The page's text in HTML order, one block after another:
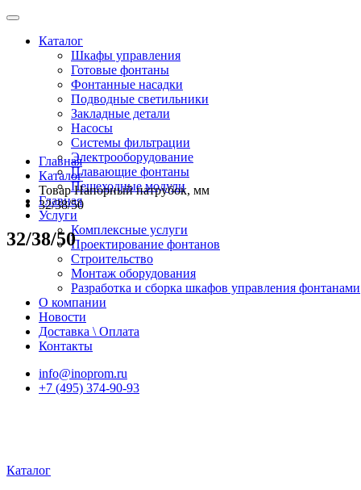
Каталог
Шкафы управления
Готовые фонтаны
Фонтанные насадки
Подводные светильники
Закладные детали
Насосы
Системы фильтрации
Электрооборудование
Плавающие фонтаны
Пешеходные модули
Главная
Услуги
Комплексные услуги
Проектирование фонтанов
Строительство
Монтаж оборудования
Разработка и сборка шкафов управления фонтанами
О компании
Новости
Доставка \ Оплата
Контакты
info@inoprom.ru
+7 (495) 374-90-93
Каталог
Главная
Каталог
Товар Напорный патрубок, мм
32/38/50
32/38/50